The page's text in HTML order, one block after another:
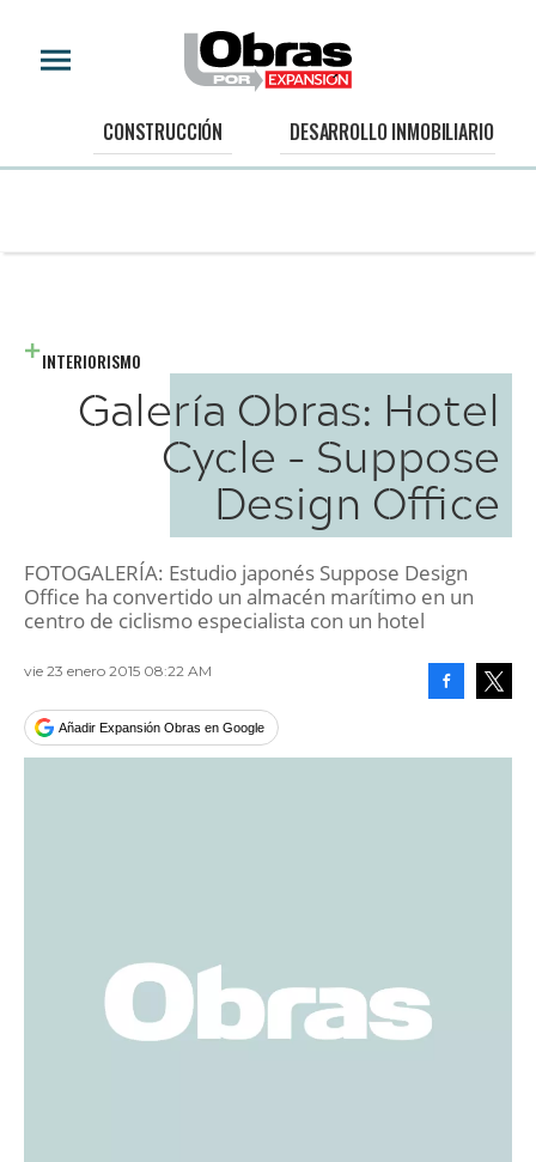
CONSTRUCCIÓN DESARROLLO INMOBILIARIO
INTERIORISMO
Galería Obras: Hotel
Cycle - Suppose
Design Office
FOTOGALERÍA: Estudio japonés Suppose Design
Office ha convertido un almacén marítimo en un
centro de ciclismo especialista con un hotel
vie 23 enero 2015 08:22 AM
Añadir Expansión Obras en Google